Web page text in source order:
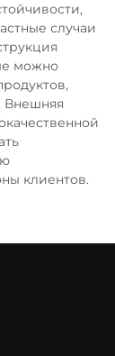
случаи
можно
Внешняя
клиентов.